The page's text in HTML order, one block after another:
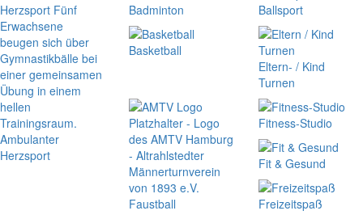
Ambulanter
Herzsport
Badminton Ballsport
Basketball
Eltern- / Kind
Turnen
Faustball
Fitness-Studio
Fit & Gesund
Freizeitspaß